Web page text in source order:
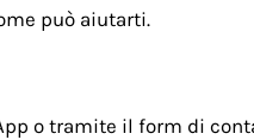
può aiutarti.
o tramite il form di